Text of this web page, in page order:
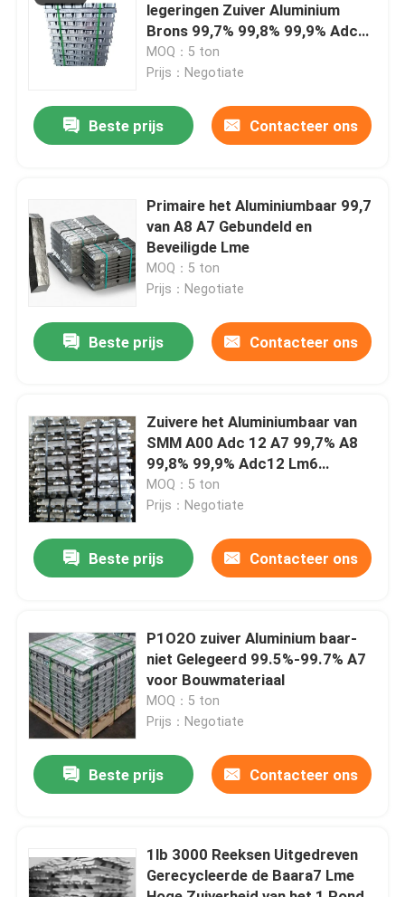
Producten
Over ons
Kwaliteitscontrole
De molen beëindigt Aluminiumrol
Kleur Met een laag bedekte Aluminiumrol
Koudgewalste Aluminiumrol
Het Blad van de aluminiumlegering
Zuivere Aluminiumbaar
Stevige Aluminiumstaaf
Aluminium Vierkante Bar
Aluminium Vierkante Buis
legeringen Zuiver Aluminium
Brons 99,7% 99,8% 99,9% Adc
12
MOQ：5 ton
Prijs：Negotiate
Beste prijs Contacteer ons
Primaire het Aluminiumbaar 99,7
van A8 A7 Gebundeld en
Beveiligde Lme
MOQ：5 ton
Prijs：Negotiate
Beste prijs Contacteer ons
Zuivere het Aluminiumbaar van
SMM A00 Adc 12 A7 99,7% A8
99,8% 99,9% Adc12 Lm6
Aluminiumlegering
MOQ：5 ton
Prijs：Negotiate
Beste prijs Contacteer ons
P1O2O zuiver Aluminium baar-
niet Gelegeerd 99.5%-99.7% A7
voor Bouwmateriaal
MOQ：5 ton
Prijs：Negotiate
Beste prijs Contacteer ons
1lb 3000 Reeksen Uitgedreven
Gerecycleerde de Baara7 Lme